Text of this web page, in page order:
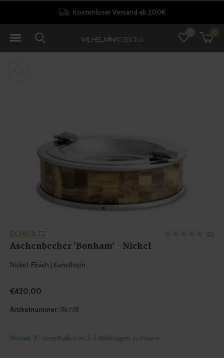
0
Kostenloser Versand ab 200€
EICHHOLTZ (0)
Aschenbecher 'Bonham' - Nickel
Nickel-Finish | Kunsthorn
€420,00
Artikelnummer:116778
Vorrat: 3 - Innerhalb von 2-3 Werktagen zu Hause